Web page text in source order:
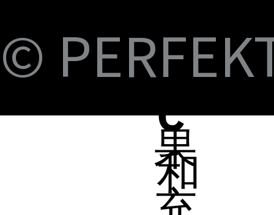
Braided Cable, 100W 3ft
價格
NT$399.00
價格
NT$399.00
價格
NT$699.00
價格
NT$999.00
價格
NT$1,699.00
Charging
價格
NT$599.00
Adapter
價格
NT$450.00
Adapter
價格
NT$450.00
應，1米)
價格
NT$1,390.00
價格
NT$599.00
0.15米)
價格
NT$350.00
Nylon, 3米)
價格
NT$598.00
Nylon, 2米)
價格
NT$498.00
Nylon, 1米)
價格
NT$398.00
Nylon, 3米)
價格
NT$498.00
B-
C
和
Fi
蘋
果
©